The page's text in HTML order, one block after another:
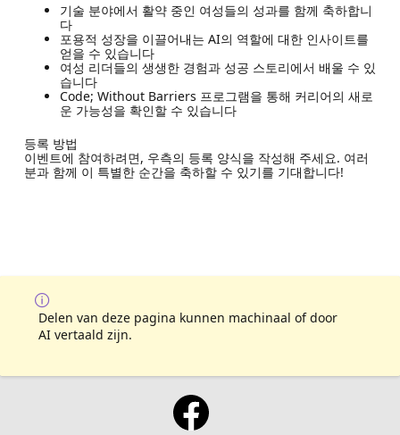
기술 분야에서 활약 중인 여성들의 성과를 함께 축하합니
다
포용적 성장을 이끌어내는 AI의 역할에 대한 인사이트를
얻을 수 있습니다
여성 리더들의 생생한 경험과 성공 스토리에서 배울 수 있
습니다
Code; Without Barriers 프로그램을 통해 커리어의 새로
운 가능성을 확인할 수 있습니다
등록 방법
이벤트에 참여하려면, 우측의 등록 양식을 작성해 주세요. 여러
분과 함께 이 특별한 순간을 축하할 수 있기를 기대합니다!
Delen van deze pagina kunnen machinaal of door
AI vertaald zijn.